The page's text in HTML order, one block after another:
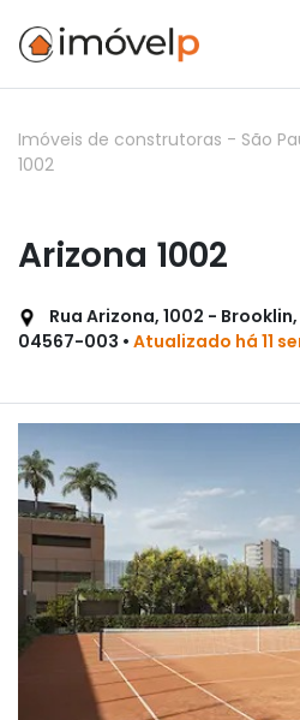
Imóveis de construtoras - São
1002
Arizona 1002
Rua Arizona, 1002 - Brooklin,
04567-003 • Atualizado há 11